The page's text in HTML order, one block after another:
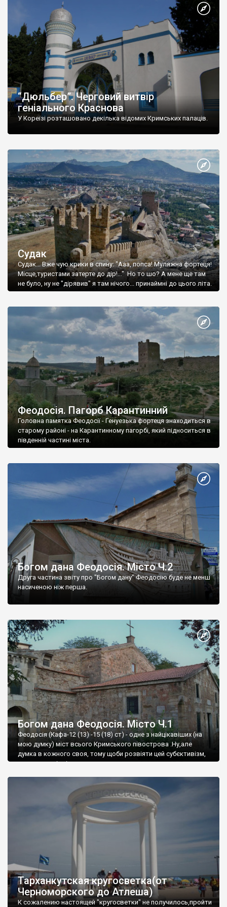
“Дюльбер”. Черговий витвір
геніального Краснова
У Кореїзі розташовано декілька відомих Кримських палаців.
Судак
Судак... Вже чую крики в спину: "Ааа, попса! Муляжна фортеця!
Місце,туристами затерте до дір!..." Но то шо? А мене ще там
не було, ну не "дірявив" я там нічого... принаймні до цього літа.
Феодосія. Пагорб Карантинний
Головна памятка Феодосії - Генуезька фортеця знаходиться в
старому районі - на Карантинному пагорбі, який підноситься в
південній частині міста.
Богом дана Феодосія. Місто Ч.2
Друга частина звіту про "Богом дану" Феодосію буде не менш
насиченою ніж перша.
Богом дана Феодосія. Місто Ч.1
Феодосія (Кафа-12 (13) -15 (18) ст) - одне з найцікавіших (на
мою думку) міст всього Кримського півострова .Ну,але
думка в кожного своя, тому щоби розвіяти цей субєктивізм,
запрошую відвідати це
Тарханкутская кругосветка(от
Черноморского до Атлеша)
К сожалению настоящей "кругосветки" не получилось,пройти